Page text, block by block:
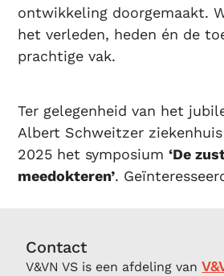
ontwikkeling doorgemaakt.
het verleden, heden én de
prachtige vak.
Ter gelegenheid van het
Albert Schweitzer
2025 het symposium‘De
meedokteren’.
Contact
V&VN VS is een afdeling van